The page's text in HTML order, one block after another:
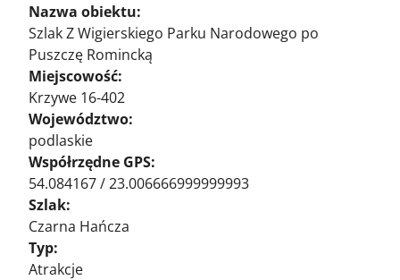
Nazwa obiektu:
Szlak Z Wigierskiego Parku Narodowego po
Puszczę Romincką
Miejscowość:
Krzywe 16-402
Województwo:
podlaskie
Współrzędne GPS:
54.084167 / 23.006666999999993
Szlak:
Czarna Hańcza
Typ:
Atrakcje